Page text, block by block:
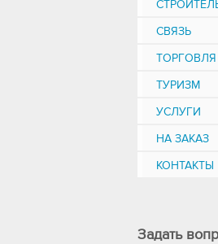
СВЯЗЬ
ТОРГОВЛЯ
ТУРИЗМ
УСЛУГИ
НА ЗАКАЗ
КОНТАКТЫ
Задать